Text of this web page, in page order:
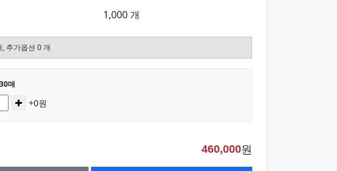
1,000 개
추가옵션 0 개
매
증가+0원
460,000원